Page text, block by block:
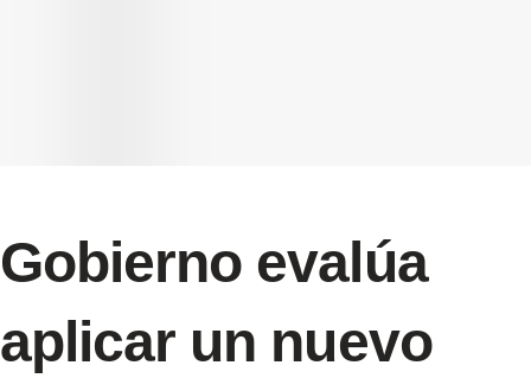
Gobierno evalúa
aplicar un nuevo